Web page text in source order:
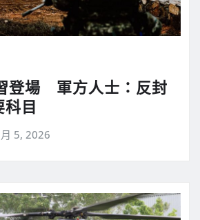
登場 軍方人士：反封
科目
5, 2026